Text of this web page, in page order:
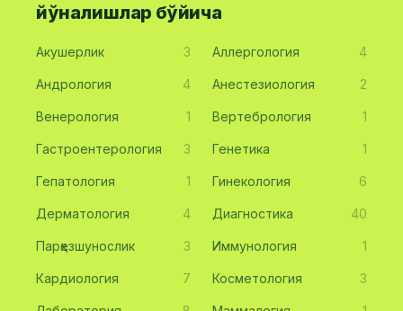
йўналишлар бўйича
Акушерлик 3 Аллергология 4
Андрология 4 Анестезиология 2
Венерология 1 Вертебрология 1
Гастроентерология 3 Генетика 1
Гепатология 1 Гинекология 6
Дерматология 4 Диагностика 40
Парҳезшунослик 3 Иммунология 1
Кардиология 7 Косметология 3